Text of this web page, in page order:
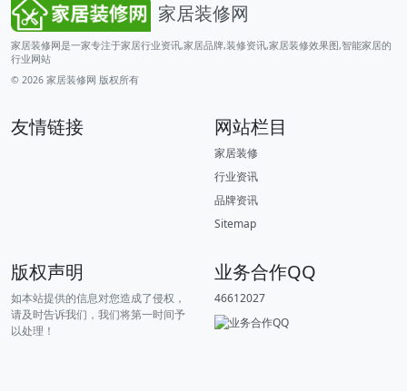
家居装修网
家居装修网是一家专注于家居行业资讯,家居品牌,装修资讯,家居装修效果图,智能家居的
行业网站
© 2026 家居装修网 版权所有
友情链接 网站栏目
家居装修
行业资讯
品牌资讯
Sitemap
版权声明
如本站提供的信息对您造成了侵权，
请及时告诉我们，我们将第一时间予
以处理！
业务合作QQ
46612027